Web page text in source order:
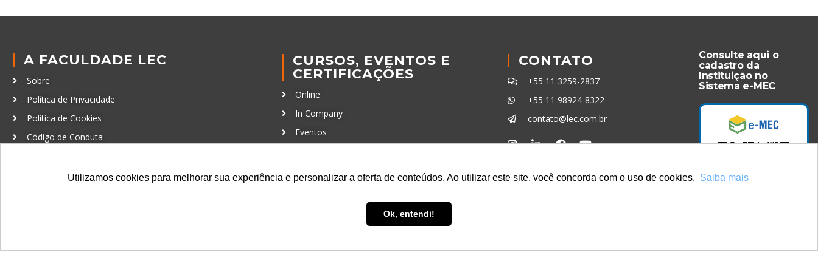
Utilizamos cookies para melhorar sua experiência e personalizar a oferta de conteúdos. Ao utilizar este site, você concorda com o uso de cookies. Saiba mais
Ok, entendi!
A FACULDADE LEC
Sobre
Política de Privacidade
Política de Cookies
Código de Conduta
CURSOS, EVENTOS E
CERTIFICAÇÕES
Online
In Company
Eventos
CONTATO
+55 11 3259-2837
+55 11 98924-8322
contato@lec.com.br
Consulte aqui o
cadastro da
Instituição no
Sistema e-MEC